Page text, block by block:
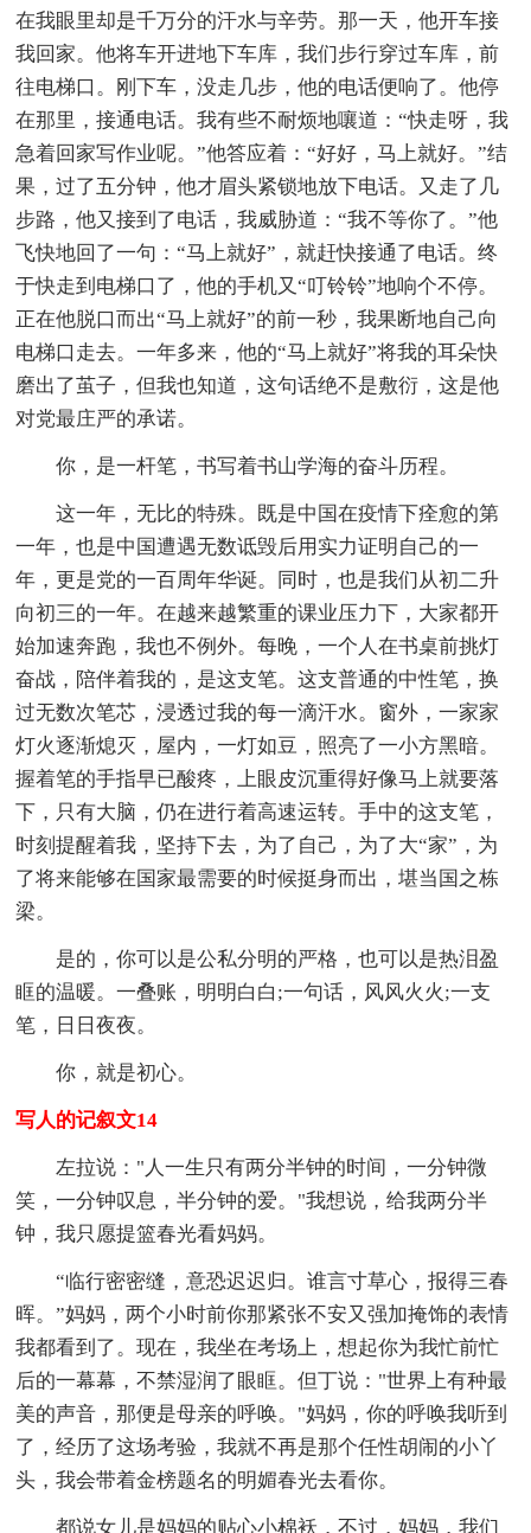
在我眼里却是千万分的汗水与辛劳。那一天，他开车接
我回家。他将车开进地下车库，我们步行穿过车库，前
往电梯口。刚下车，没走几步，他的电话便响了。他停
在那里，接通电话。我有些不耐烦地嚷道：“快走呀，我
急着回家写作业呢。”他答应着：“好好，马上就好。”结
果，过了五分钟，他才眉头紧锁地放下电话。又走了几
步路，他又接到了电话，我威胁道：“我不等你了。”他
飞快地回了一句：“马上就好”，就赶快接通了电话。终
于快走到电梯口了，他的手机又“叮铃铃”地响个不停。
正在他脱口而出“马上就好”的前一秒，我果断地自己向
电梯口走去。一年多来，他的“马上就好”将我的耳朵快
磨出了茧子，但我也知道，这句话绝不是敷衍，这是他
对党最庄严的承诺。
你，是一杆笔，书写着书山学海的奋斗历程。
这一年，无比的特殊。既是中国在疫情下痊愈的第
一年，也是中国遭遇无数诋毁后用实力证明自己的一
年，更是党的一百周年华诞。同时，也是我们从初二升
向初三的一年。在越来越繁重的课业压力下，大家都开
始加速奔跑，我也不例外。每晚，一个人在书桌前挑灯
奋战，陪伴着我的，是这支笔。这支普通的中性笔，换
过无数次笔芯，浸透过我的每一滴汗水。窗外，一家家
灯火逐渐熄灭，屋内，一灯如豆，照亮了一小方黑暗。
握着笔的手指早已酸疼，上眼皮沉重得好像马上就要落
下，只有大脑，仍在进行着高速运转。手中的这支笔，
时刻提醒着我，坚持下去，为了自己，为了大“家”，为
了将来能够在国家最需要的时候挺身而出，堪当国之栋
梁。
是的，你可以是公私分明的严格，也可以是热泪盈
眶的温暖。一叠账，明明白白;一句话，风风火火;一支
笔，日日夜夜。
你，就是初心。
写人的记叙文14
左拉说："人一生只有两分半钟的时间，一分钟微
笑，一分钟叹息，半分钟的爱。"我想说，给我两分半
钟，我只愿提篮春光看妈妈。
“临行密密缝，意恐迟迟归。谁言寸草心，报得三春
晖。”妈妈，两个小时前你那紧张不安又强加掩饰的表情
我都看到了。现在，我坐在考场上，想起你为我忙前忙
后的一幕幕，不禁湿润了眼眶。但丁说："世界上有种最
美的声音，那便是母亲的呼唤。"妈妈，你的呼唤我听到
了，经历了这场考验，我就不再是那个任性胡闹的小丫
头，我会带着金榜题名的明媚春光去看你。
都说女儿是妈妈的贴心小棉袄，不过，妈妈，我们